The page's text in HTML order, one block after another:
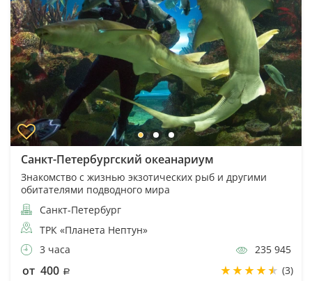
Санкт-Петербургский океанариум
Знакомство с жизнью экзотических рыб и другими
обитателями подводного мира
Санкт-Петербург
ТРК «Планета Нептун»
3 часа
235 945
от 400 (3)